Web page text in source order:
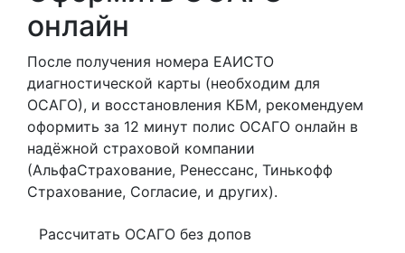
онлайн
После получения номера ЕАИСТО
диагностической карты (необходим для
ОСАГО), и восстановления КБМ, рекомендуем
оформить за 12 минут полис ОСАГО онлайн в
надёжной страховой компании
(АльфаСтрахование, Ренессанс, Тинькофф
Страхование, Согласие, и других).
Рассчитать ОСАГО без допов